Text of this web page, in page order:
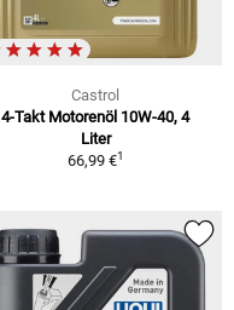
Castrol
4-Takt Motorenöl 10W-40, 4
Liter
66,99 €1